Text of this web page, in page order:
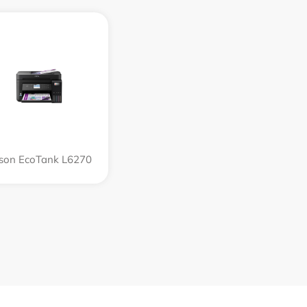
EcoTank L6270